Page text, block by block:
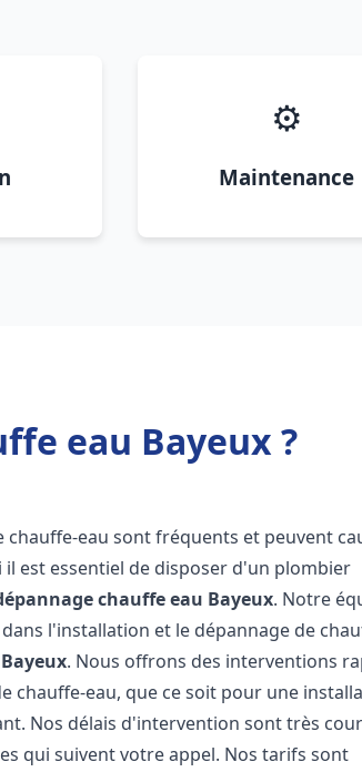
⚙️
Maintenance
eau Bayeux ?
chauffe-eau sont fréquents et peuvent
est essentiel de disposer d'un plombier
chauffe eau Bayeux. Notre
l'installation et le dépannage de
Bayeux. Nous offrons des interventions
chauffe-eau, que ce soit pour une
Nos délais d'intervention sont très
qui suivent votre appel. Nos tarifs sont